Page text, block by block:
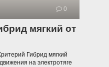
0
мягкий от
Гибрид мягкий
на электротяге